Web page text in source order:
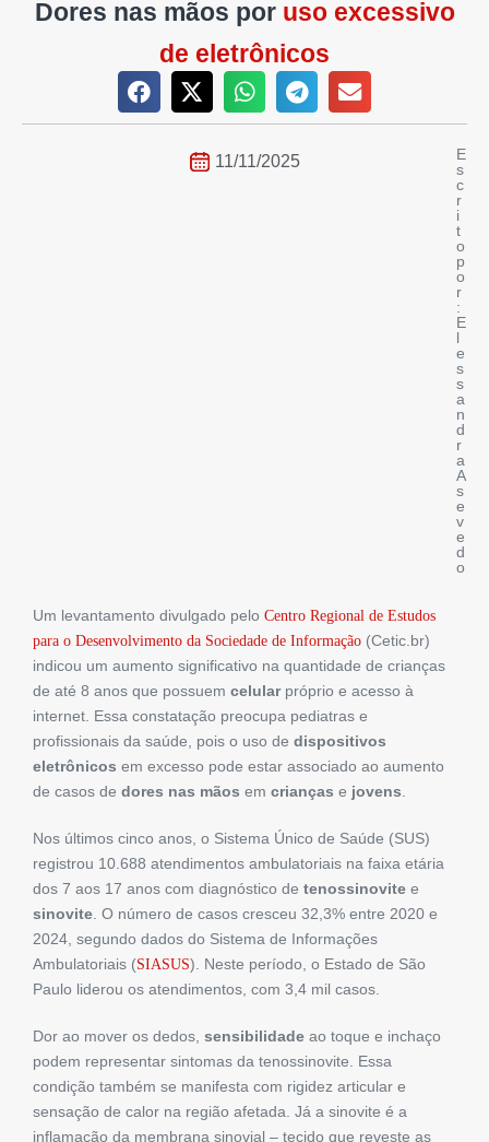
Dores nas mãos por uso excessivo
de eletrônicos
11/11/2025
E
s
c
r
i
t
o
p
o
r
:
E
l
e
s
s
a
n
d
r
a
A
s
e
v
e
d
o
Um levantamento divulgado pelo Centro Regional de Estudos
para o Desenvolvimento da Sociedade de Informação (Cetic.br)
indicou um aumento significativo na quantidade de crianças
de até 8 anos que possuem celularpróprio e acesso à
internet. Essa constatação preocupa pediatras e
profissionais da saúde, pois o uso de dispositivos
eletrônicos em excesso pode estar associado ao aumento
de casos de dores nas mãos em crianças e jovens.
Nos últimos cinco anos, o Sistema Único de Saúde (SUS)
registrou 10.688 atendimentos ambulatoriais na faixa etária
dos 7 aos 17 anos com diagnóstico de tenossinovite e
sinovite. O número de casos cresceu 32,3% entre 2020 e
2024, segundo dados do Sistema de Informações
Ambulatoriais (SIASUS). Neste período, o Estado de São
Paulo liderou os atendimentos, com 3,4 mil casos.
Dor ao mover os dedos, sensibilidade ao toque e inchaço
podem representar sintomas da tenossinovite. Essa
condição também se manifesta com rigidez articular e
sensação de calor na região afetada. Já a sinovite é a
inflamação da membrana sinovial – tecido que reveste as